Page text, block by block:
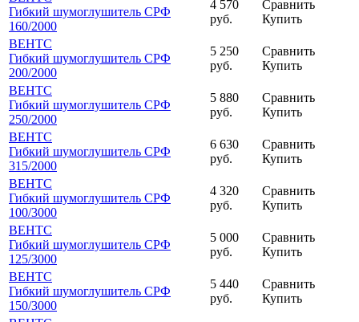
Гибкий шумоглушитель СРФ
160/2000
4 570
руб.
Сравнить
Купить
ВЕНТС
Гибкий шумоглушитель СРФ
200/2000
5 250
руб.
Сравнить
Купить
ВЕНТС
Гибкий шумоглушитель СРФ
250/2000
5 880
руб.
Сравнить
Купить
ВЕНТС
Гибкий шумоглушитель СРФ
315/2000
6 630
руб.
Сравнить
Купить
ВЕНТС
Гибкий шумоглушитель СРФ
100/3000
4 320
руб.
Сравнить
Купить
ВЕНТС
Гибкий шумоглушитель СРФ
125/3000
5 000
руб.
Сравнить
Купить
ВЕНТС
Гибкий шумоглушитель СРФ
150/3000
5 440
руб.
Сравнить
Купить